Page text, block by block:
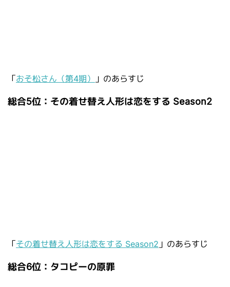
「おそ松さん（第4期） 」のあらすじ
総合5位：その着せ替え人形は恋をする Season2
「その着せ替え人形は恋をする Season2 」のあらすじ
総合6位：タコピーの原罪